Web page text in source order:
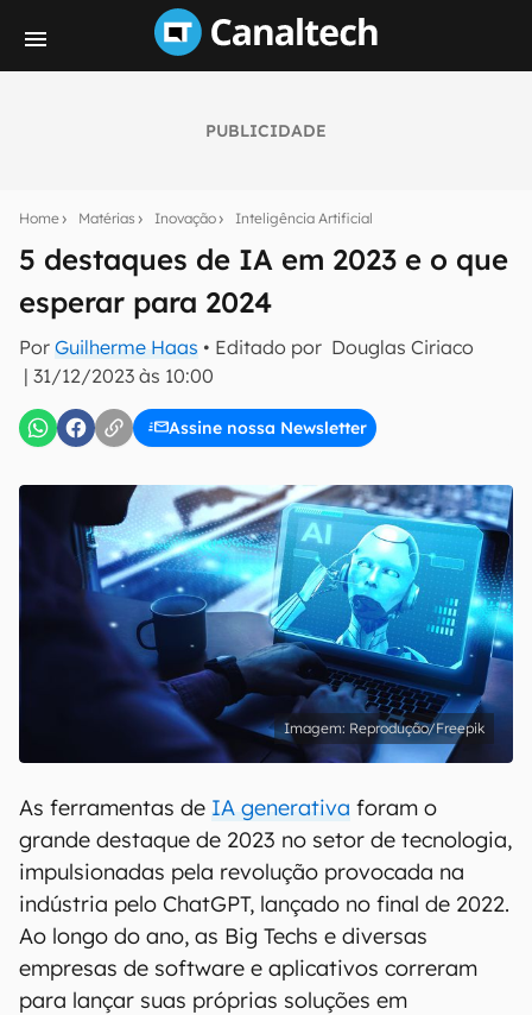
PUBLICIDADE
Home Matérias Inovação Inteligência Artificial
5 destaques de IA em 2023 e o que
esperar para 2024
Por Guilherme Haas • Editado por Douglas Ciriaco
| 31/12/2023 às 10:00
Assine nossa Newsletter
notícias e reviews sobre tecnologia em primeira
mão.
E-mail
Uso e Política de Privacidade do Canaltech.
Reprodução/Freepik
As ferramentas de IA generativa foram o
grande destaque de 2023 no setor de tecnologia,
impulsionadas pela revolução provocada na
indústria pelo ChatGPT, lançado no final de 2022.
Ao longo do ano, as Big Techs e diversas
empresas de software e aplicativos correram
para lançar suas próprias soluções em